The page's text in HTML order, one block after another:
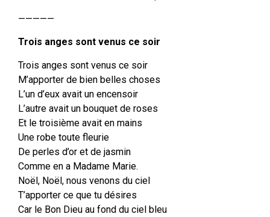
—————
Trois anges sont venus ce soir
Trois anges sont venus ce soir
M’apporter de bien belles choses
L’un d’eux avait un encensoir
L’autre avait un bouquet de roses
Et le troisième avait en mains
Une robe toute fleurie
De perles d’or et de jasmin
Comme en a Madame Marie.
Noël, Noël, nous venons du ciel
T’apporter ce que tu désires
Car le Bon Dieu au fond du ciel bleu